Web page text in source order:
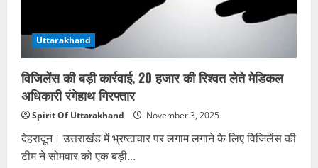
डूब
गया
उत्तराखंड
Uttarakhand
विजिलेंस की बड़ी कार्रवाई, 20 हजार की रिश्वत लेते मेडिकल
अधिकारी रंगेहाथ गिरफ्तार
Spirit Of Uttarakhand November 3, 2025
देहरादून। उत्तराखंड में भ्रष्टाचार पर लगाम लगाने के लिए विजिलेंस की
टीम ने सोमवार को एक बड़ी...